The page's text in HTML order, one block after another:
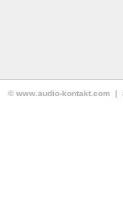
© www.audio-kontakt.com |